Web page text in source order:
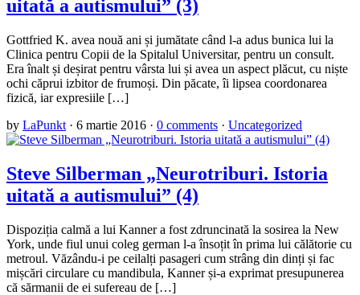
uitată a autismului” (3)
Gottfried K. avea nouă ani și jumătate când l-a adus bunica lui la
Clinica pentru Copii de la Spitalul Universitar, pentru un consult.
Era înalt și deșirat pentru vârsta lui și avea un aspect plăcut, cu niște
ochi căprui izbitor de frumoși. Din păcate, îi lipsea coordonarea
fizică, iar expresiile […]
by LaPunkt · 6 martie 2016 · 0 comments · Uncategorized
Steve Silberman „Neurotriburi. Istoria
uitată a autismului” (4)
Dispoziția calmă a lui Kanner a fost zdruncinată la sosirea la New
York, unde fiul unui coleg german l-a însoțit în prima lui călătorie cu
metroul. Văzându-i pe ceilalți pasageri cum strâng din dinți și fac
mișcări circulare cu mandibula, Kanner și-a exprimat presupunerea
că sărmanii de ei sufereau de […]